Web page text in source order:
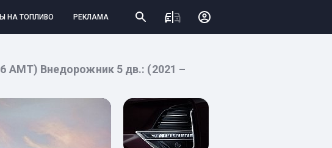
НА ТОПЛИВО РЕКЛАМА
AMT) Внедорожник 5 дв.: (2021 –